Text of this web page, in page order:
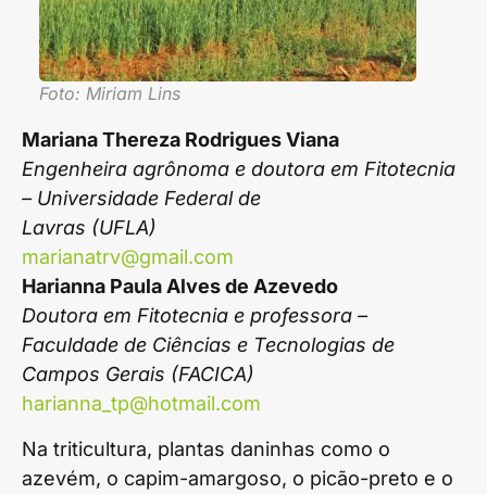
Foto: Miriam Lins
Mariana Thereza Rodrigues Viana
Engenheira agrônoma e doutora em Fitotecnia
– Universidade Federal de
Lavras (UFLA)
marianatrv@gmail.com
Harianna Paula Alves de Azevedo
Doutora em Fitotecnia e professora –
Faculdade de Ciências e Tecnologias de
Campos Gerais (FACICA)
harianna_tp@hotmail.com
Na triticultura, plantas daninhas como o
azevém, o capim-amargoso, o picão-preto e o